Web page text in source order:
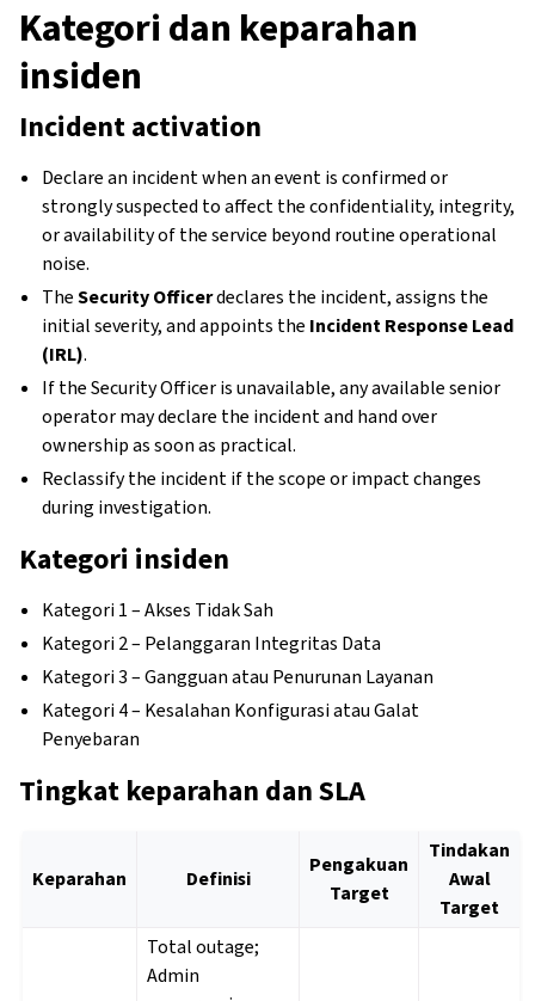
Kategori dan keparahan
insiden
Incident activation
Declare an incident when an event is confirmed or
strongly suspected to affect the confidentiality, integrity,
or availability of the service beyond routine operational
noise.
TheSecurity Officerdeclares the incident, assigns the
initial severity, and appoints the Incident Response Lead
(IRL).
If the Security Officer is unavailable, any available senior
operator may declare the incident and hand over
ownership as soon as practical.
Reclassify the incident if the scope or impact changes
during investigation.
Kategori insiden
Kategori 1 – Akses Tidak Sah
Kategori 2 – Pelanggaran Integritas Data
Kategori 3 – Gangguan atau Penurunan Layanan
Kategori 4 – Kesalahan Konfigurasi atau Galat
Penyebaran
Tingkat keparahan dan SLA
Keparahan Definisi
Pengakuan
Target
Tindakan
Awal
Target
Total outage;
Admin